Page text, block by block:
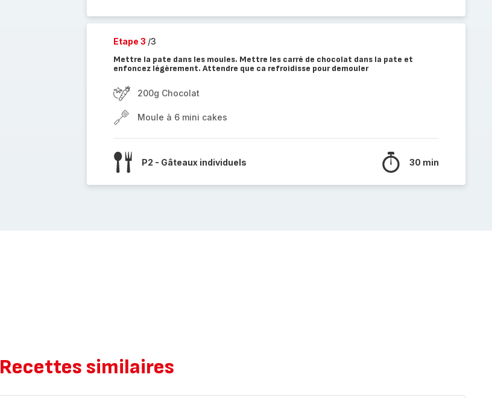
Etape 3 /3
Mettre la pate dans les moules. Mettre les carré de chocolat dans la pate et
enfoncez légèrement. Attendre que ca refroidisse pour demouler
200g Chocolat
Moule à 6 mini cakes
P2 - Gâteaux individuels 30 min
Recettes similaires